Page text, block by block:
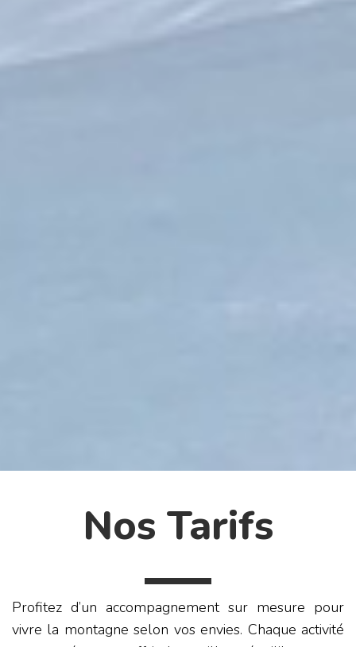
Nos Tarifs
Profitez d’un accompagnement sur mesure pour
vivre la montagne selon vos envies. Chaque activité